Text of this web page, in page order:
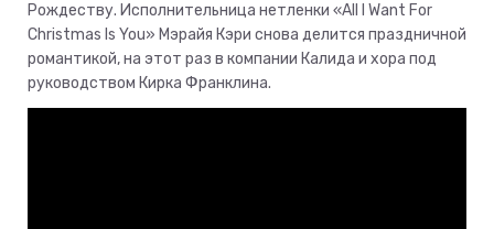
Рождеству. Исполнительница нетленки «All I Want For
Christmas Is You» Мэрайя Кэри снова делится праздничной
романтикой, на этот раз в компании Калида и хора под
руководством Кирка Франклина.